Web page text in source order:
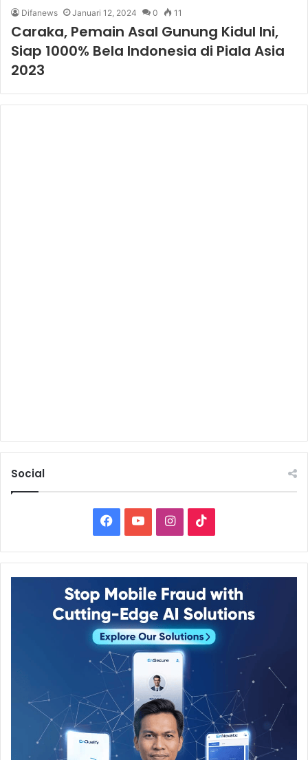
Difanews Januari 12, 2024 0 11
Caraka, Pemain Asal Gunung Kidul Ini,
Siap 1000% Bela Indonesia di Piala Asia
2023
Social
Facebook
YouTubeInstagram